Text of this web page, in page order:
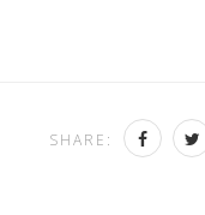
SHARE: